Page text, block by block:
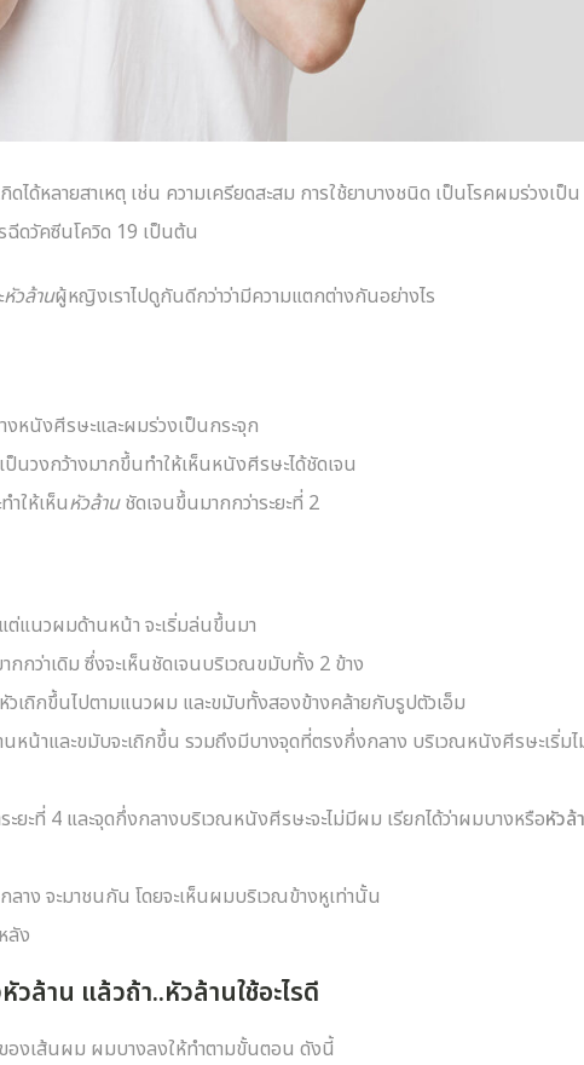
ด้หลายสาเหตุ เช่น ความเครียดสะสม การใช้ยาบางชนิด เป็นโรคผมร่วงเป็น
ฉีดวัคซีนโควิด 19 เป็นต้น
หัวล้านผู้หญิงเราไปดูกันดีกว่าว่ามีความแตกต่างกันอย่างไร
งหนังศีรษะและผมร่วงเป็นกระจุก
นวงกว้างมากขึ้นทำให้เห็นหนังศีรษะได้ชัดเจน
ให้เห็นหัวล้านชัดเจนขึ้นมากกว่าระยะที่ 2
แนวผมด้านหน้า จะเริ่มล่นขึ้นมา
กกว่าเดิม ซึ่งจะเห็นชัดเจนบริเวณขมับทั้ง 2 ข้าง
หัวเถิกขึ้นไปตามแนวผม และขมับทั้งสองข้างคล้ายกับรูปตัวเอ็ม
หน้าและขมับจะเถิกขึ้น รวมถึงมีบางจุดที่ตรงกึ่งกลาง บริเวณหนังศีรษะเริ่ม
ยะที่ 4 และจุดกึ่งกลางบริเวณหนังศีรษะจะไม่มีผม เรียกได้ว่าผมบางหรือหัวล้
าง จะมาชนกัน โดยจะเห็นผมบริเวณข้างหูเท่านั้น
ลัง
ล้าน แล้วถ้า..หัวล้านใช้อะไรดี
งเส้นผม ผมบางลงให้ทำตามขั้นตอน ดังนี้